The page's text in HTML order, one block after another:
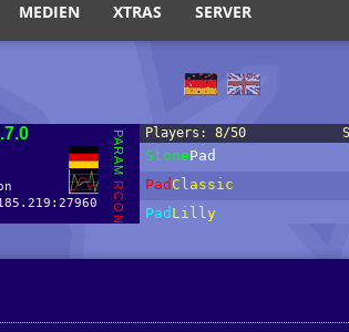
MEDIEN XTRAS SERVER